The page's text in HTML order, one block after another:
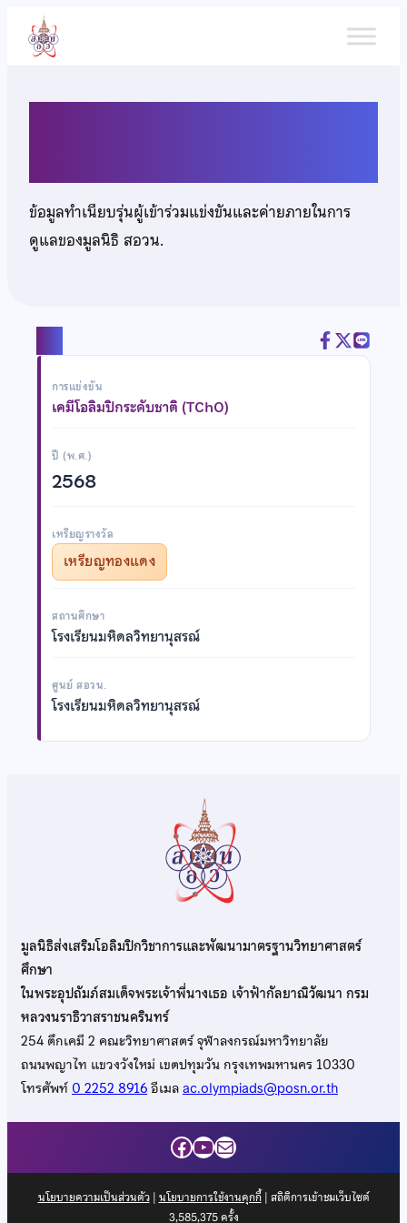
เนื้อหา
ข้อมูลทำเนียบรุ่นผู้เข้าร่วมแข่งขันและค่ายภายในการ
ดูแลของมูลนิธิ สอวน.
การแข่งขัน
เคมีโอลิมปิกระดับชาติ (TChO)
ปี (พ.ศ.)
2568
เหรียญรางวัล
เหรียญทองแดง
สถานศึกษา
โรงเรียนมหิดลวิทยานุสรณ์
ศูนย์ สอวน.
โรงเรียนมหิดลวิทยานุสรณ์
มูลนิธิส่งเสริมโอลิมปิกวิชาการและพัฒนามาตรฐานวิทยาศาสตร์
ศึกษา
ในพระอุปถัมภ์สมเด็จพระเจ้าพี่นางเธอ เจ้าฟ้ากัลยาณิวัฒนา กรม
หลวงนราธิวาสราชนครินทร์
254 ตึกเคมี 2 คณะวิทยาศาสตร์ จุฬาลงกรณ์มหาวิทยาลัย
ถนนพญาไท แขวงวังใหม่ เขตปทุมวัน กรุงเทพมหานคร 10330
โทรศัพท์0 2252 8916อีเมลac.olympiads@posn.or.th
Facebook
YouTube
Mail
นโยบายความเป็นส่วนตัว| นโยบายการใช้งานคุกกี้| สถิติการเข้าชมเว็บไซต์
3,585,375ครั้ง